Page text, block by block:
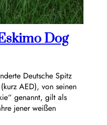
Dog
Deutsche Spitz
AED), von seinen
genannt, gilt als
jener weißen